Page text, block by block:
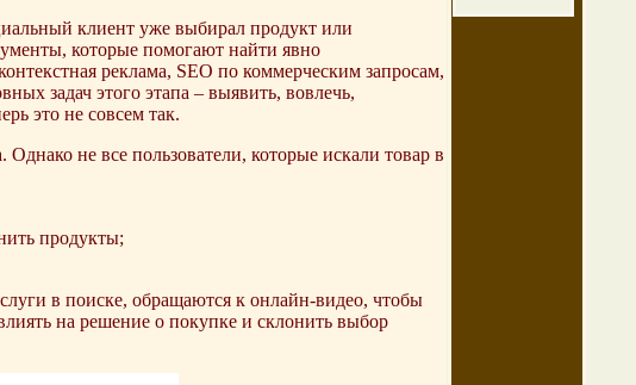
клиент уже выбирал продукт или
которые помогают найти явно
реклама, SEO по коммерческим запросам,
задач этого этапа – выявить, вовлечь,
это не совсем так.
не все пользователи, которые искали товар в
продукты;
в поиске, обращаются к онлайн-видео, чтобы
на решение о покупке и склонить выбор